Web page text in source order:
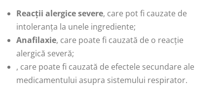
Reacții alergice severe, care pot fi cauzate de
intoleranța la unele ingrediente;
Anafilaxie, care poate fi cauzată de o reacție
alergică severă;
, care poate fi cauzată de efectele secundare ale
medicamentului asupra sistemului respirator.